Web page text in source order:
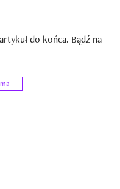
do końca. Bądź na